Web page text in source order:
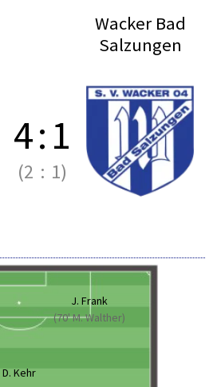
Wacker Bad
Salzungen
4:1
(2 : 1)
J. Frank
(70' M. Walther)
D. Kehr